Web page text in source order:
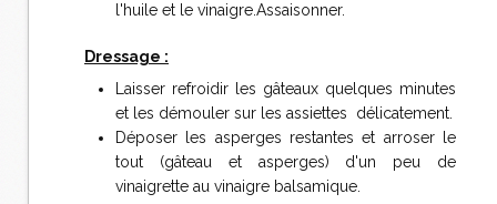
l'huile et le vinaigre.Assaisonner.
Dressage :
Laisser refroidir les gâteaux quelques minutes
et les démouler sur les assiettes délicatement.
Déposer les asperges restantes et arroser le
tout (gâteau et asperges) d'un peu de
vinaigrette au vinaigre balsamique.